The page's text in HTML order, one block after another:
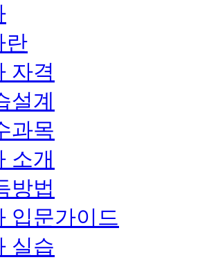
란
자격
설계
과목
소개
방법
입문가이드
실습